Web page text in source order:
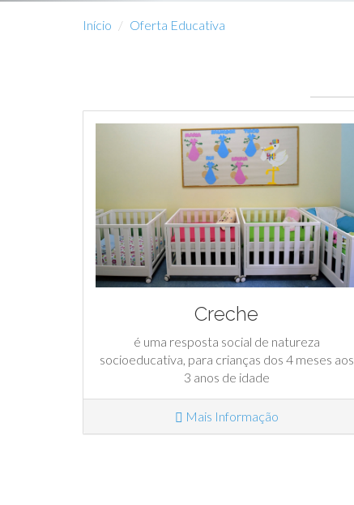
Início Oferta Educativa
Creche
é uma resposta social de natureza
socioeducativa, para crianças dos 4 meses aos
3 anos de idade
Mais Informação